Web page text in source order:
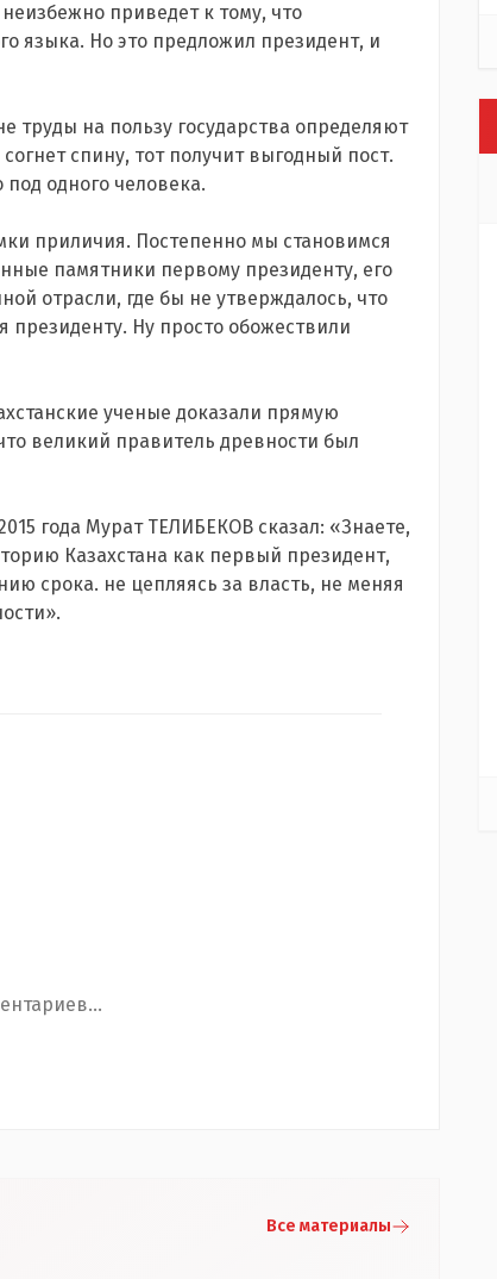
приведет к тому, что
языка. Но это предложил президент, и
труды на пользу государства определяют
спину, тот получит выгодный пост.
под одного человека.
приличия. Постепенно мы становимся
памятники первому президенту, его
отрасли, где бы не утверждалось, что
президенту. Ну просто обожествили
ученые доказали прямую
великий правитель древности был
года Мурат ТЕЛИБЕКОВ сказал: «Знаете,
Казахстана как первый президент,
срока. не цепляясь за власть, не меняя
Все материалы